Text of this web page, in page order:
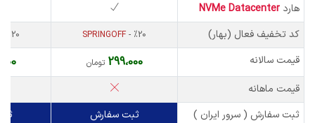
هارد NVMe Datacenter
کد تخفیف فعال (بهار)
SPRINGOFF - %20
- %20
قیمت سالانه 299،000 تومان
قیمت ماهانه
ثبت سفارش ( سرور ایران )
ثبت سفارش